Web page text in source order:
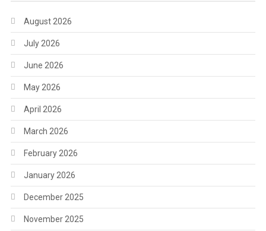
August 2026
July 2026
June 2026
May 2026
April 2026
March 2026
February 2026
January 2026
December 2025
November 2025